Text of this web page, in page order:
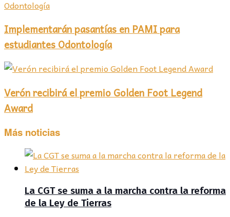
Implementarán pasantías en PAMI para
estudiantes Odontología
Verón recibirá el premio Golden Foot Legend
Award
Más noticias
La CGT se suma a la marcha contra la reforma
de la Ley de Tierras